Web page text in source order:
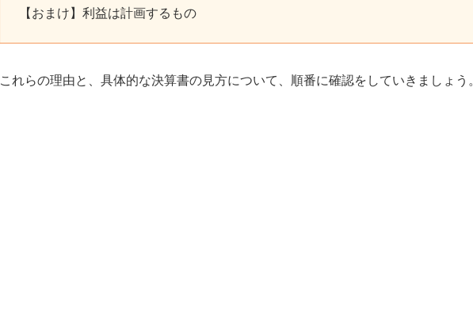
【おまけ】利益は計画するもの
これらの理由と、具体的な決算書の見方について、順番に確認をしていきましょう。